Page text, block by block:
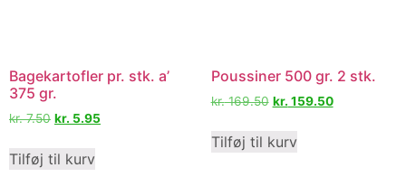
Bagekartofler pr. stk. a’
375 gr.
kr.7.50 kr. 5.95
Tilføj til kurv
Poussiner 500 gr. 2 stk.
kr.169.50 kr. 159.50
Tilføj til kurv